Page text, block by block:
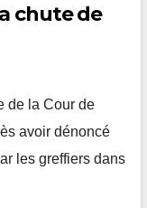
chute de
de la Cour de
avoir dénoncé
les greffiers dans